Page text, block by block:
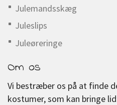
Julemandsskæg
Juleslips
Juleøreringe
Om os
Vi bestræber os på at finde
kostumer, som kan bringe